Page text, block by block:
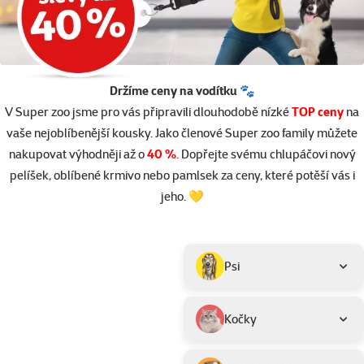
Držíme ceny na vodítku 🐾
V Super zoo jsme pro vás připravili dlouhodobě nízkéTOP ceny na
vaše nejoblíbenější kousky. Jako členové Super zoo family můžete
nakupovat výhodněji až o40 %.Dopřejte svému chlupáčovi nový
pelíšek, oblíbené krmivo nebo pamlsek za ceny, které potěší vás i
jeho. 💛
Podkategorie
Psi
Kočky